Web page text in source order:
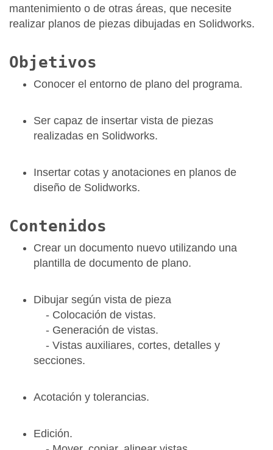
mantenimiento o de otras áreas, que necesite
realizar planos de piezas dibujadas en Solidworks.
Objetivos
Conocer el entorno de plano del programa.
Ser capaz de insertar vista de piezas
realizadas en Solidworks.
Insertar cotas y anotaciones en planos de
diseño de Solidworks.
Contenidos
Crear un documento nuevo utilizando una
plantilla de documento de plano.
Dibujar según vista de pieza
- Colocación de vistas.
- Generación de vistas.
- Vistas auxiliares, cortes, detalles y
secciones.
Acotación y tolerancias.
Edición.